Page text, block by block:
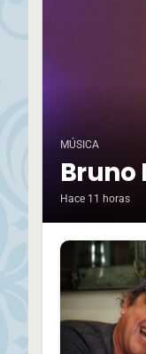
MÚSICA
Bruno
Hace 11 horas